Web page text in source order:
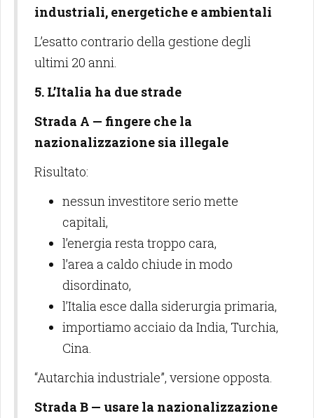
industriali, energetiche e ambientali
L’esatto contrario della gestione degli
ultimi 20 anni.
5. L’Italia ha due strade
Strada A — fingere che la
nazionalizzazione sia illegale
Risultato:
nessun investitore serio mette
capitali,
l’energia resta troppo cara,
l’area a caldo chiude in modo
disordinato,
l’Italia esce dalla siderurgia primaria,
importiamo acciaio da India, Turchia,
Cina.
“Autarchia industriale”, versione opposta.
Strada B — usare la nazionalizzazione